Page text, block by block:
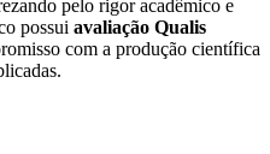
pelo rigor acadêmico e
possui avaliação Qualis
com a produção científica